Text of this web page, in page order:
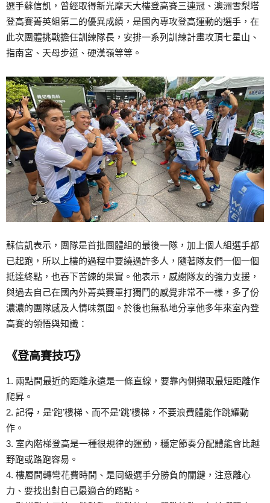
選手蘇信凱，曾經取得新光摩天大樓登高賽三連冠、澳洲雪梨塔
登高賽菁英組第二的優異成績，是國內專攻登高運動的選手，在
此次團體挑戰擔任訓練隊長，安排一系列訓練計畫攻頂七星山、
指南宮、天母步道、硬漢嶺等等。
蘇信凱表示，團隊是首批團體組的最後一隊，加上個人組選手都
已起跑，所以上樓的過程中要繞過許多人，隨著隊友們一個一個
抵達終點，也吞下苦練的果實。他表示，感謝隊友的強力支援，
與過去自己在國內外菁英賽單打獨鬥的感覺非常不一樣，多了份
濃濃的團隊感及人情味氛圍。於後也無私地分享他多年來室內登
高賽的領悟與知識：
《登高賽技巧》
1. 兩點間最近的距離永遠是一條直線，要靠內側擷取最短距離作
爬昇。
2. 記得，是‘跑’樓梯、而不是‘跳’樓梯，不要浪費體能作跳耀動
作。
3. 室內階梯登高是一種很規律的運動，穩定節奏分配體能會比越
野跑或路跑容易。
4. 樓層間轉彎花費時間、是同級選手分勝負的關鍵，注意離心
力、要找出對自己最適合的踏點。